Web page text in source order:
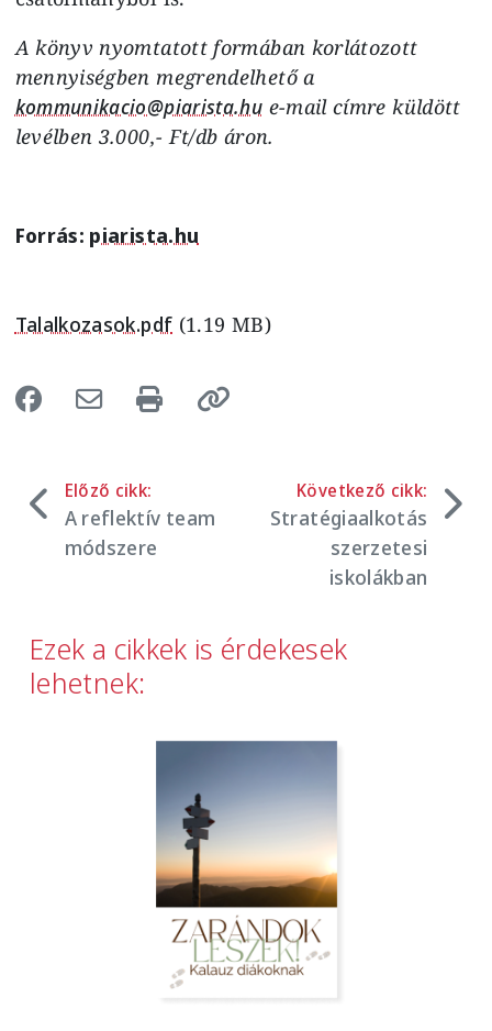
A könyv nyomtatott formában korlátozott
mennyiségben megrendelhető a
kommunikacio@piarista.hu e-mail címre küldött
levélben 3.000,- Ft/db áron.
Forrás: piarista.hu
Talalkozasok.pdf (1.19 MB)
Előző cikk:
A reflektív team
módszere
Következő cikk:
Stratégiaalkotás
szerzetesi
iskolákban
Ezek a cikkek is érdekesek
lehetnek: